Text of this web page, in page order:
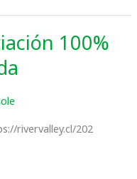
100%
rivervalley.cl/202